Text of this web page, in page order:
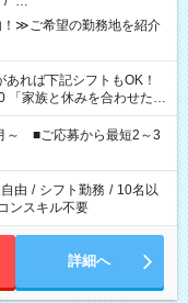
≫ご希望の勤務地を紹介
い」 「できれば残業はし
※Wワーク希望
時間と、もう1つのお仕事
場合は応募できません。
～ ■ご応募から最短2～3
由 / シフト勤務 / 10名以
ンスキル不要
詳細へ